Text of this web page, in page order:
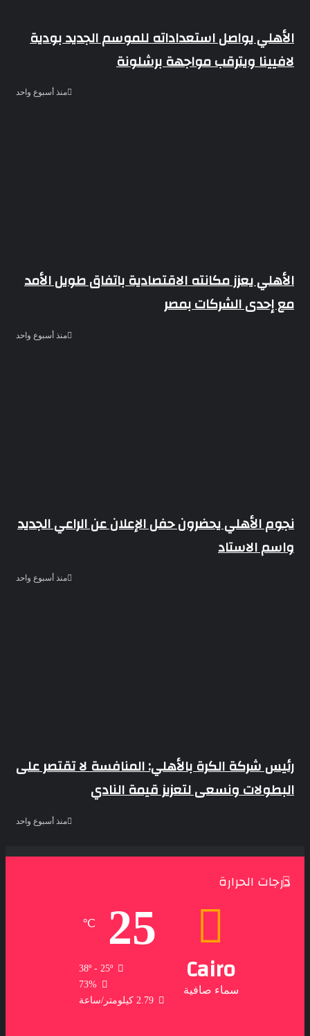
الأهلي يواصل استعداداته للموسم الجديد بودية
لافيينا ويترقب مواجهة برشلونة
منذ أسبوع واحد
الأهلي يعزز مكانته الاقتصادية باتفاق طويل الأمد
مع إحدى الشركات بمصر
منذ أسبوع واحد
نجوم الأهلي يحضرون حفل الإعلان عن الراعي الجديد
واسم الاستاد
منذ أسبوع واحد
رئيس شركة الكرة بالأهلي: المنافسة لا تقتصر على
البطولات ونسعى لتعزيز قيمة النادي
منذ أسبوع واحد
درجات الحرارة
Cairo
سماء صافية
25
℃
38º - 25º
73%
2.79 كيلومتر/ساعة